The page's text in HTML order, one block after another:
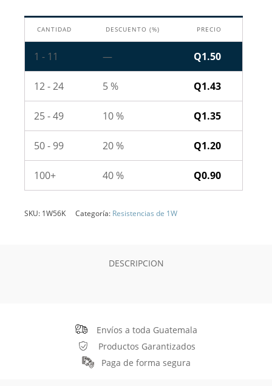
CANTIDAD DESCUENTO (%) PRECIO
1 - 11 — Q1.50
12 - 24 5 % Q1.43
25 - 49 10 % Q1.35
50 - 99 20 % Q1.20
100+ 40 % Q0.90
SKU: 1W56K Categoría: Resistencias de 1W
DESCRIPCION
Envíos a toda Guatemala
Productos Garantizados
Paga de forma segura